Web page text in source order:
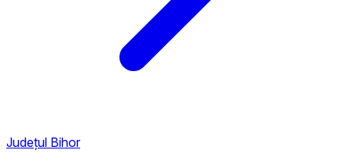
Județul Bihor